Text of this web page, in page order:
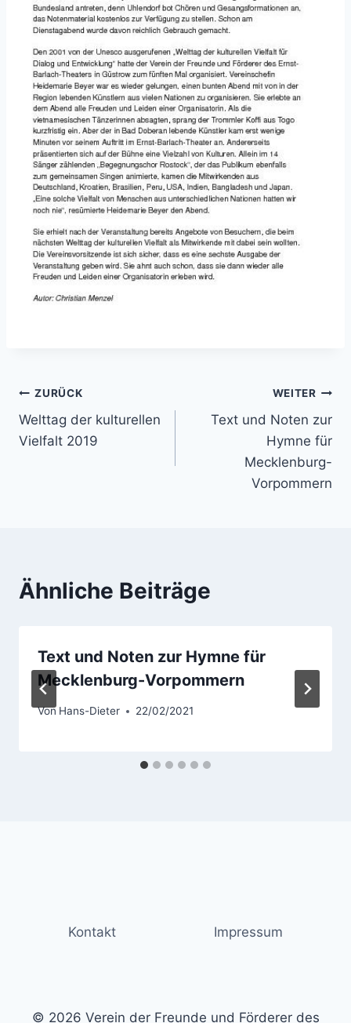
Beitragsnavigation
ZURÜCK
Welttag der kulturellen
Vielfalt 2019
WEITER
Text und Noten zur
Hymne für
Mecklenburg-
Vorpommern
Ähnliche Beiträge
Text und Noten zur Hymne für
Mecklenburg-Vorpommern
Von Hans-Dieter 22/02/2021
Kontakt Impressum
© 2026 Verein der Freunde und Förderer des